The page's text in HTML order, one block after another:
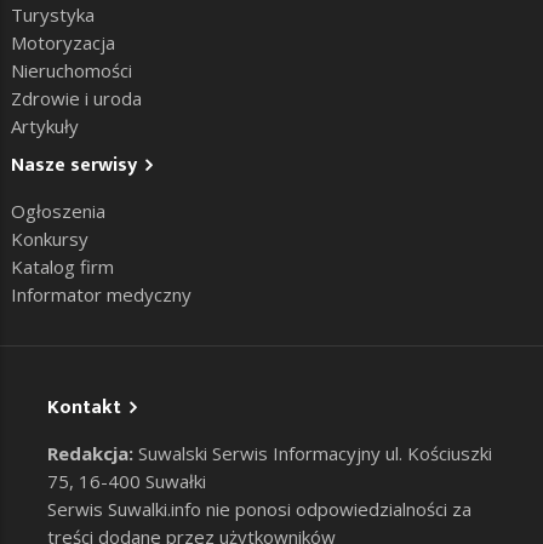
Turystyka
Motoryzacja
Nieruchomości
Zdrowie i uroda
Artykuły
Nasze serwisy
Ogłoszenia
Konkursy
Katalog firm
Informator medyczny
Kontakt
Redakcja: Suwalski Serwis Informacyjny ul. Kościuszki
75, 16-400 Suwałki
Serwis Suwalki.info nie ponosi odpowiedzialności za
treści dodane przez użytkowników